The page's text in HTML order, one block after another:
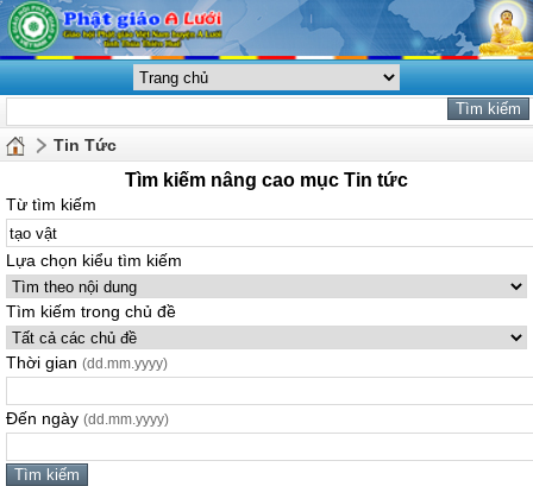
Tin Tức
Tìm kiếm nâng cao mục Tin tức
Từ tìm kiếm
Lựa chọn kiểu tìm kiếm
Tìm kiếm trong chủ đề
Thời gian (dd.mm.yyyy)
Đến ngày (dd.mm.yyyy)